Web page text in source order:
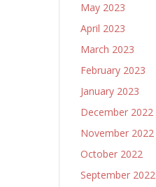
May 2023
April 2023
March 2023
February 2023
January 2023
December 2022
November 2022
October 2022
September 2022